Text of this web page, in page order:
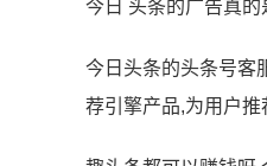
今日 头条的广告真
今日头条的头条号客
荐引擎产品,为用户